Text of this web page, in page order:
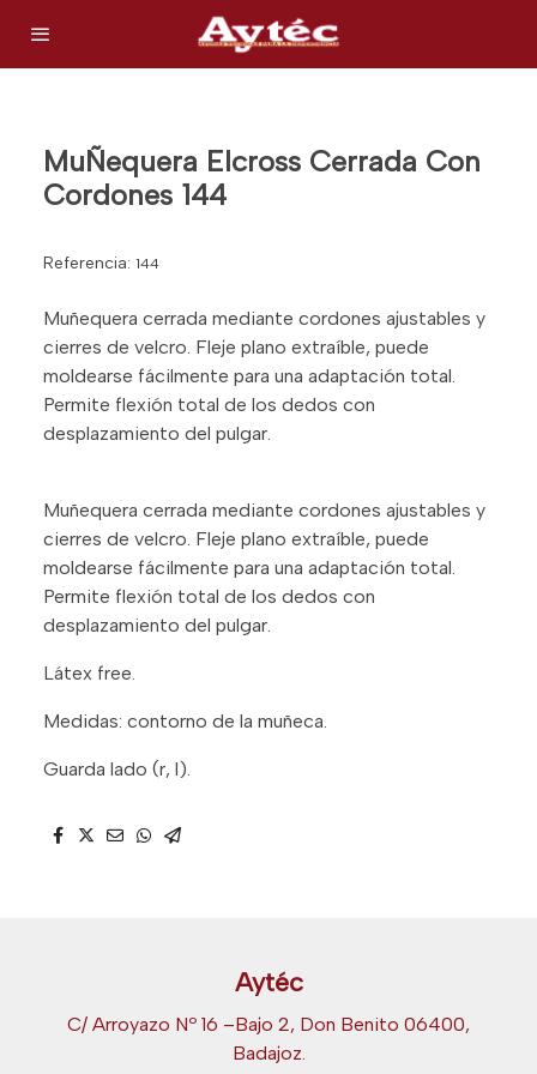
MuÑequera Elcross Cerrada Con
Cordones 144
Referencia: 144
Muñequera cerrada mediante cordones ajustables y
cierres de velcro. Fleje plano extraíble, puede
moldearse fácilmente para una adaptación total.
Permite flexión total de los dedos con
desplazamiento del pulgar.
Muñequera cerrada mediante cordones ajustables y
cierres de velcro. Fleje plano extraíble, puede
moldearse fácilmente para una adaptación total.
Permite flexión total de los dedos con
desplazamiento del pulgar.
Látex free.
Medidas: contorno de la muñeca.
Guarda lado (r, l).
Aytéc
C/ Arroyazo Nº 16 –Bajo 2, Don Benito 06400,
Badajoz.